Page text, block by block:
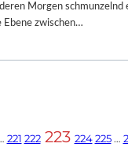
Morgen
zwischen…
221 222 223 224 225 …